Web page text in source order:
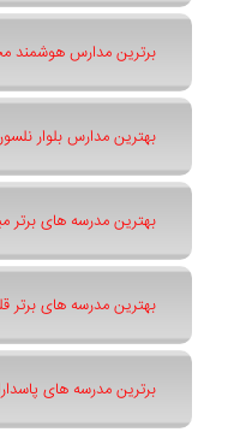
برترین مدارس هوشمند
بهترین مدارس بلوار
بهترین مدرسه های برتر
بهترین مدرسه های برتر
برترین مدرسه های